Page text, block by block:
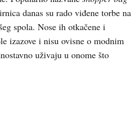
danas su rado viđene torbe na
spola. Nose ih otkačene i
izazove i nisu ovisne o modnim
uživaju u onome što